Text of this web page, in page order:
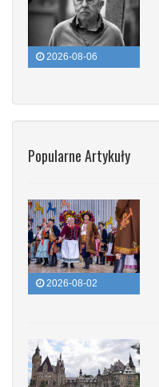
2026-08-06
Popularne Artykuły
2026-08-02